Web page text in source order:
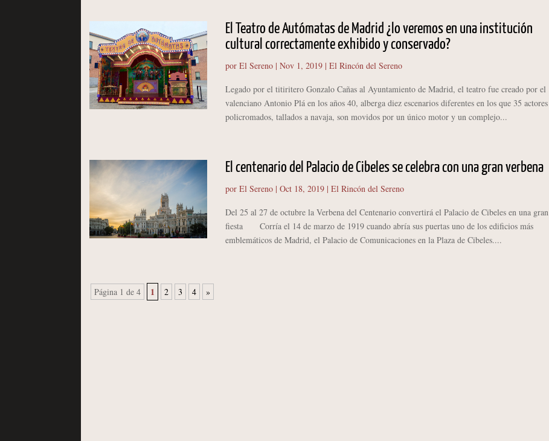
El Teatro de Autómatas de Madrid ¿lo veremos en una institución
cultural correctamente exhibido y conservado?
por El Sereno| Nov 1, 2019| El Rincón del Sereno
Legado por el titiritero Gonzalo Cañas al Ayuntamiento de Madrid, el teatro fue creado por el
valenciano Antonio Plá en los años 40, alberga diez escenarios diferentes en los que 35 actores
policromados, tallados a navaja, son movidos por un único motor y un complejo...
El centenario del Palacio de Cibeles se celebra con una gran verbena
por El Sereno| Oct 18, 2019| El Rincón del Sereno
Del 25 al 27 de octubre la Verbena del Centenario convertirá el Palacio de Cibeles en una gran
fiesta Corría el 14 de marzo de 1919 cuando abría sus puertas uno de los edificios más
emblemáticos de Madrid, el Palacio de Comunicaciones en la Plaza de Cibeles....
Página 1 de 4 1 2 3 4 »